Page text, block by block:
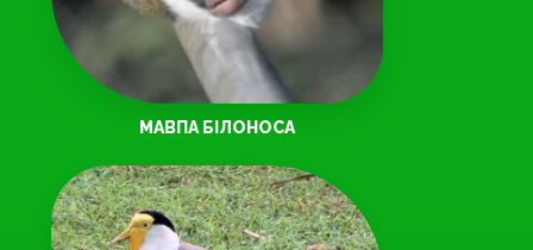
МАВПА БІЛОНОСА